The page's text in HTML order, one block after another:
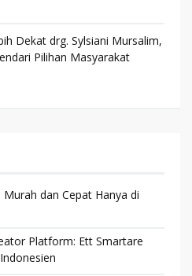
Dekat drg. Sylsiani Mursalim,
Pilihan Masyarakat
dan Cepat Hanya di
Platform: Ett Smartare